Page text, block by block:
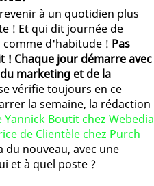
à un quotidien plus
! Et qui dit journée de
comme d'habitude ! Pas
! Chaque jour démarre avec
marketing et de la
vérifie toujours en ce
la semaine, la rédaction
Boutit chez Webedia
de Clientèle chez Purch
du nouveau, avec une
et à quel poste ?